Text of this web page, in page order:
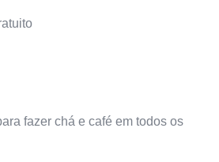
fazer chá e café em todos os